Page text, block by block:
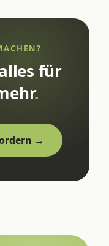
für
.
→